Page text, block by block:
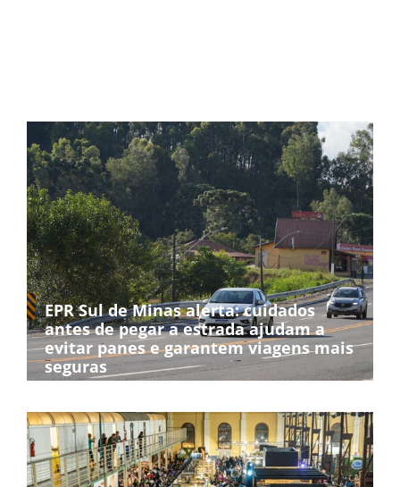
EPR Sul de Minas alerta: cuidados
antes de pegar a estrada ajudam a
evitar panes e garantem viagens mais
seguras